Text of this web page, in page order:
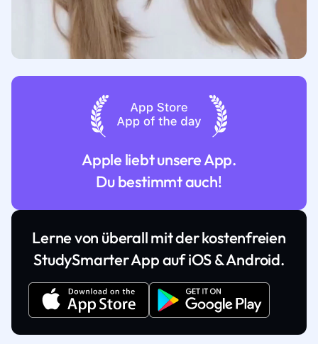
Apple liebt unsere App.
Du bestimmt auch!
Lerne von überall mit der kostenfreien
StudySmarter App auf iOS & Android.